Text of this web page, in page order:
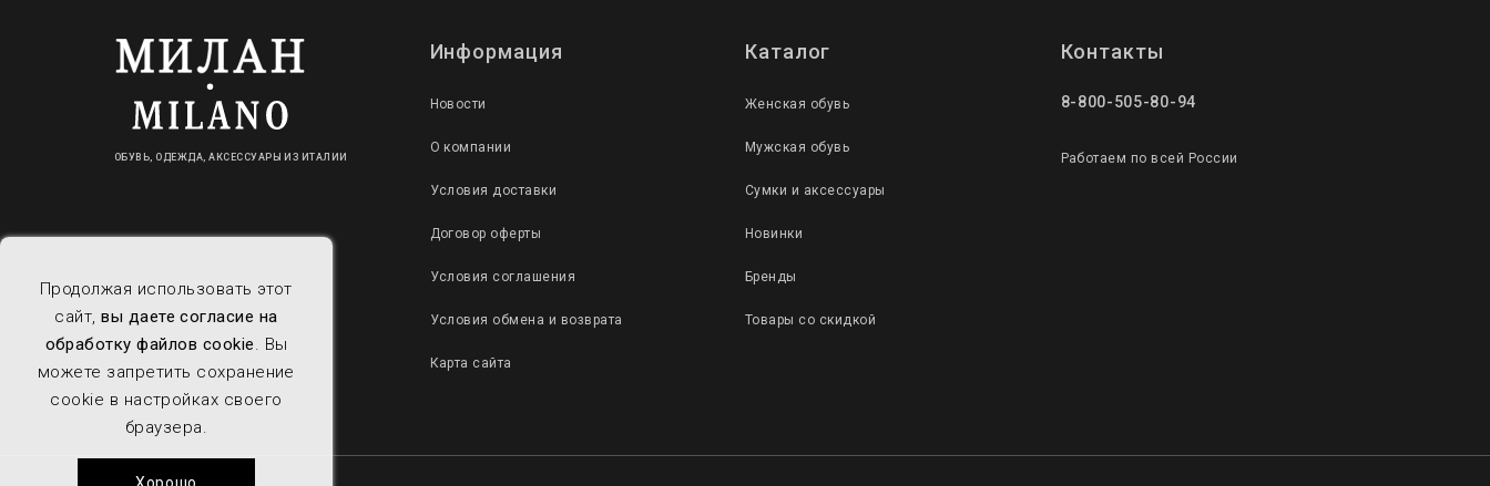
ОБУВЬ, ОДЕЖДА, АКСЕССУАРЫ ИЗ ИТАЛИИ
Информация
Новости
О компании
Условия доставки
Договор оферты
Условия соглашения
Условия обмена и возврата
Карта сайта
Каталог
Женская обувь
Мужская обувь
Сумки и аксессуары
Новинки
Бренды
Товары со скидкой
Контакты
8-800-505-80-94
Работаем по всей России
Продолжая использовать этот
сайт,вы даете согласие на
обработку файлов cookie. Вы
можете запретить сохранение
cookie в настройках своего
браузера.